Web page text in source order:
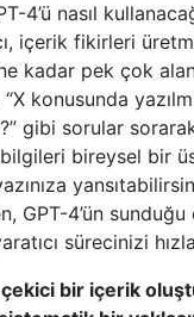
4’ü nasıl
içerik fikirleri
kadar pek çok
konusunda
gibi sorular
bireysel bir
GPT-4’ün
sürecinizi
bir içerik